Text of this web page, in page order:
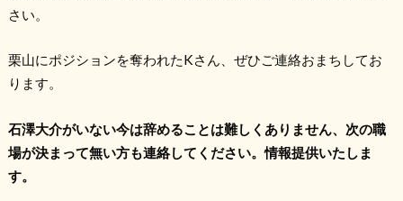
さい。
栗山にポジションを奪われたKさん、ぜひご連絡おまちしてお
ります。
石澤大介がいない今は辞めることは難しくありません、次の職
場が決まって無い方も連絡してください。情報提供いたしま
す。